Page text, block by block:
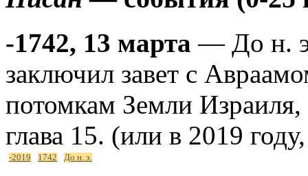
-1742, 13 марта — До н.
заключил завет с
потомкам Земли Израиля,
глава 15. (или в 2019
-2019 1742 До н. э.